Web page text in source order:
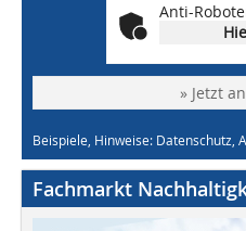
Anti-
» Jetzt
Beispiele, Hinweise: Datenschutz,
Fachmarkt